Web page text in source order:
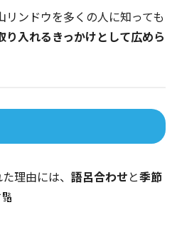
リンドウを多くの人に知っても
り入れるきっかけとして広めら
理由には、 語呂合わせと季節